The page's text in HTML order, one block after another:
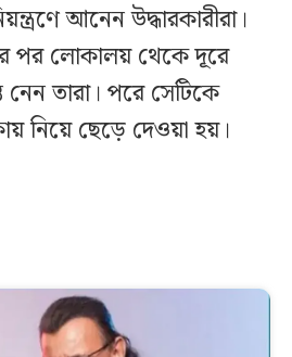
আনেন উদ্ধারকারীরা।
পর লোকালয় থেকে দূরে
নেন তারা। পরে সেটিকে
নিয়ে ছেড়ে দেওয়া হয়।